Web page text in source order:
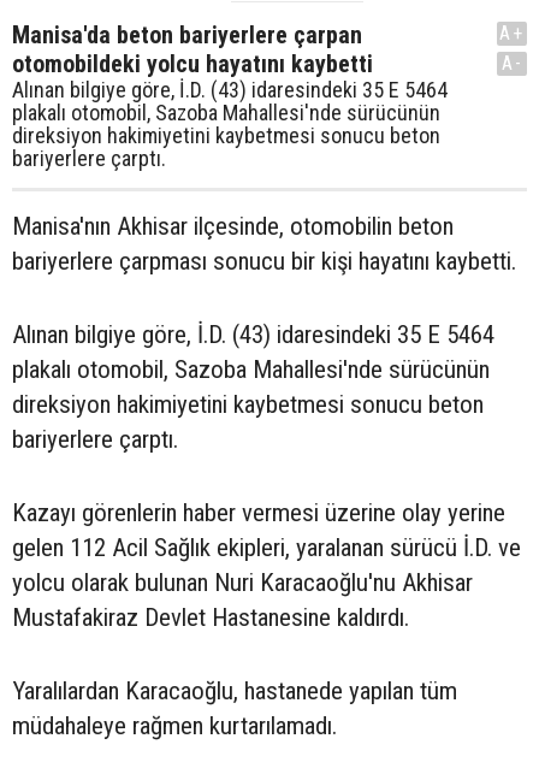
Manisa'da beton bariyerlere çarpan
otomobildeki yolcu hayatını kaybetti
Alınan bilgiye göre, İ.D. (43) idaresindeki 35 E 5464
plakalı otomobil, Sazoba Mahallesi'nde sürücünün
direksiyon hakimiyetini kaybetmesi sonucu beton
bariyerlere çarptı.
A+
A-
Manisa'nın Akhisar ilçesinde, otomobilin beton
bariyerlere çarpması sonucu bir kişi hayatını kaybetti.
Alınan bilgiye göre, İ.D. (43) idaresindeki 35 E 5464
plakalı otomobil, Sazoba Mahallesi'nde sürücünün
direksiyon hakimiyetini kaybetmesi sonucu beton
bariyerlere çarptı.
Kazayı görenlerin haber vermesi üzerine olay yerine
gelen 112 Acil Sağlık ekipleri, yaralanan sürücü İ.D. ve
yolcu olarak bulunan Nuri Karacaoğlu'nu Akhisar
Mustafakiraz Devlet Hastanesine kaldırdı.
Yaralılardan Karacaoğlu, hastanede yapılan tüm
müdahaleye rağmen kurtarılamadı.